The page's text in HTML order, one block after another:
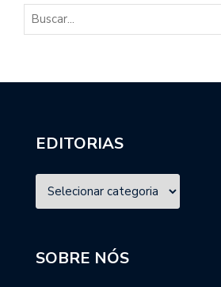
EDITORIAS
SOBRE NÓS